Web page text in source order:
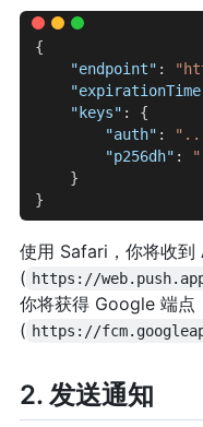
{
    "endpoint"
:
    "keys"
: {
        "auth"
:
        "p256dh"
:
    }
}
使用 Safari，你将收到
( https://
你将获得 Google 端点
( https://
2. 发送通知